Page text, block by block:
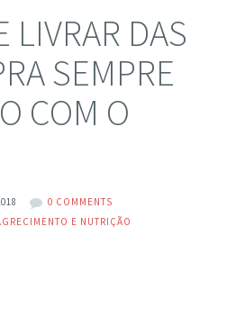
LIVRAR DAS
SEMPRE
COM O
0 COMMENTS
E NUTRIÇÃO